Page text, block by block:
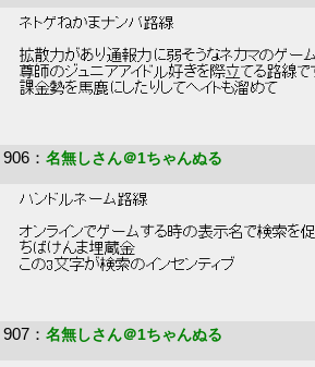
ネトゲねかまナンパ路線
拡散力があり通報力に弱そうなネカマのゲーム
尊師のジュニアアイドル好きを際立てる路線で
課金勢を馬鹿にしたりしてヘイトも溜めて
906 ： 名無しさん＠1ちゃんぬる
ハンドルネーム路線
オンラインでゲームする時の表示名で検索を
ちばけんま埋蔵金
この3文字が検索のインセンティブ
907 ： 名無しさん＠1ちゃんぬる